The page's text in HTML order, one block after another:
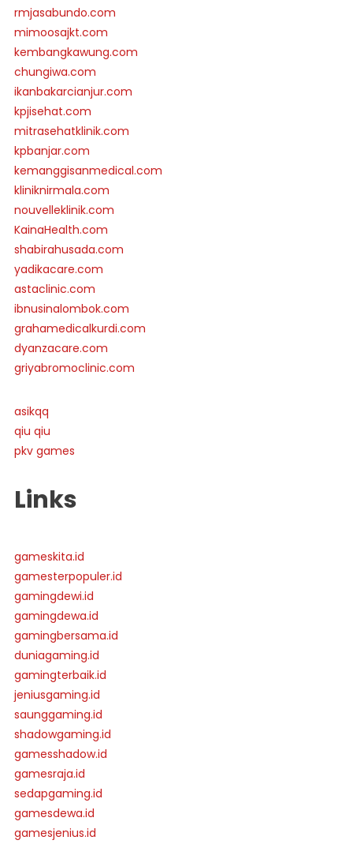
rmjasabundo.com
mimoosajkt.com
kembangkawung.com
chungiwa.com
ikanbakarcianjur.com
kpjisehat.com
mitrasehatklinik.com
kpbanjar.com
kemanggisanmedical.com
kliniknirmala.com
nouvelleklinik.com
KainaHealth.com
shabirahusada.com
yadikacare.com
astaclinic.com
ibnusinalombok.com
grahamedicalkurdi.com
dyanzacare.com
griyabromoclinic.com
asikqq
qiu qiu
pkv games
Links
gameskita.id
gamesterpopuler.id
gamingdewi.id
gamingdewa.id
gamingbersama.id
duniagaming.id
gamingterbaik.id
jeniusgaming.id
saunggaming.id
shadowgaming.id
gamesshadow.id
gamesraja.id
sedapgaming.id
gamesdewa.id
gamesjenius.id